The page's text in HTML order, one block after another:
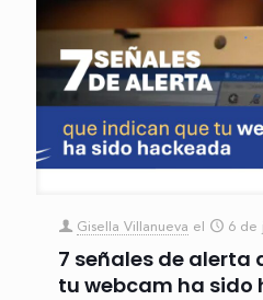
Gisella Villanueva el 6 de
7 señales de alerta
tu webcam ha sido